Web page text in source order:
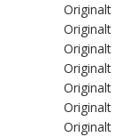
Originalt
Originalt
Originalt
Originalt
Originalt
Originalt
Originalt